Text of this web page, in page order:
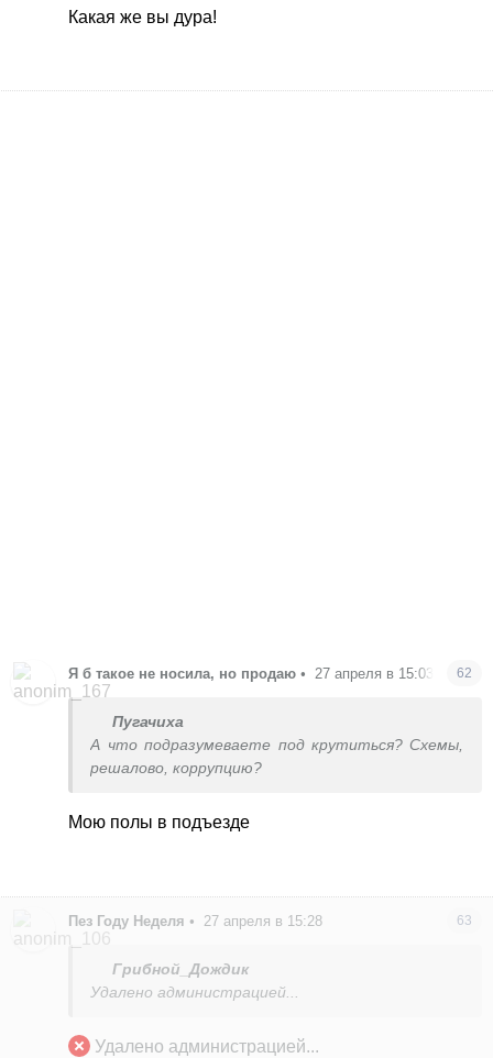
Какая же вы дура!
Я б такое не носила, но продаю • 27 апреля в 15:03 62
Пугачиха
А что подразумеваете под крутиться? Схемы,
решалово, коррупцию?
Мою полы в подъезде
Пез Году Неделя • 27 апреля в 15:28 63
Грибной_Дождик
Удалено администрацией...
Удалено администрацией...